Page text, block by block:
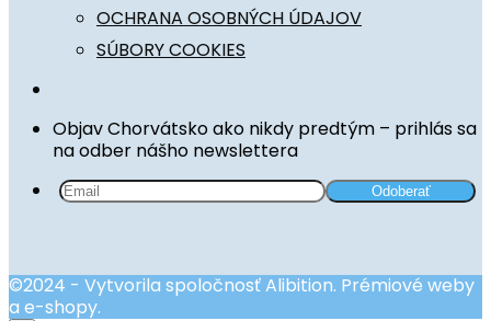
OCHRANA OSOBNÝCH ÚDAJOV
SÚBORY COOKIES
Objav Chorvátsko ako nikdy predtým – prihlás sa
na odber nášho newslettera
©2024 - Vytvorila spoločnosť Alibition. Prémiové weby
a e-shopy.